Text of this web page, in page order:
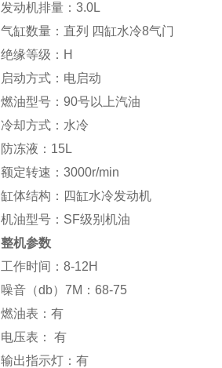
发动机排量：3.0L
气缸数量：直列 四缸水冷8气门
绝缘等级：H
启动方式：电启动
燃油型号：90号以上汽油
冷却方式：水冷
防冻液：15L
额定转速：3000r/min
缸体结构：四缸水冷发动机
机油型号：SF级别机油
整机参数
工作时间：8-12H
噪音（db）7M：68-75
燃油表：有
电压表： 有
输出指示灯：有